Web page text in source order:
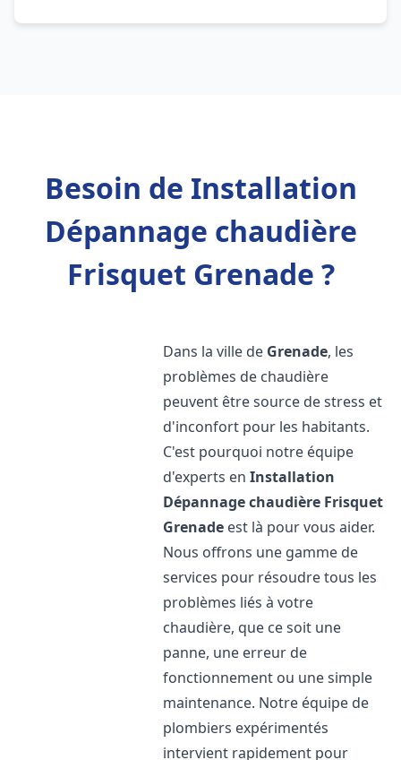
Besoin de Installation
Dépannage chaudière
Frisquet Grenade ?
Dans la ville de Grenade, les
problèmes de chaudière
peuvent être source de stress et
d'inconfort pour les habitants.
C'est pourquoi notre équipe
d'experts enInstallation
Dépannage chaudière Frisquet
Grenade est là pour vous aider.
Nous offrons une gamme de
services pour résoudre tous les
problèmes liés à votre
chaudière, que ce soit une
panne, une erreur de
fonctionnement ou une simple
maintenance. Notre équipe de
plombiers expérimentés
intervient rapidement pour